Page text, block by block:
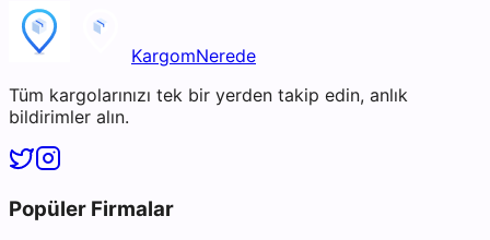
KargomNerede
Tüm kargolarınızı tek bir yerden takip edin, anlık
bildirimler alın.
Popüler Firmalar